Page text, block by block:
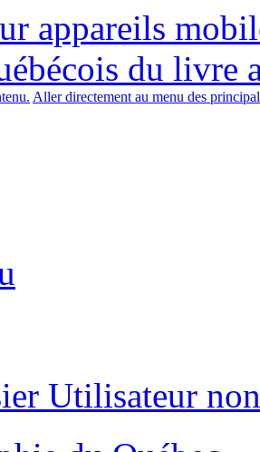
appareils
du livre
Aller directement au menu des
Utilisateur